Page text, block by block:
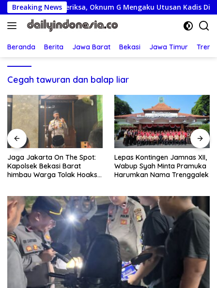
Langsung
ke
konten
Breaking News
Juta Diperiksa, Oknum G Mengaku Utusan Kadis
Beranda Berita Jawa Barat Bekasi Jawa Timur
Cegah tawuran dan balap liar
Jaga Jakarta On The Spot:
Kapolsek Bekasi Barat
himbau Warga Tolak Hoaks
Lepas Kontingen Jamnas XII,
Wabup Syah Minta Pramuka
Harumkan Nama Trenggalek